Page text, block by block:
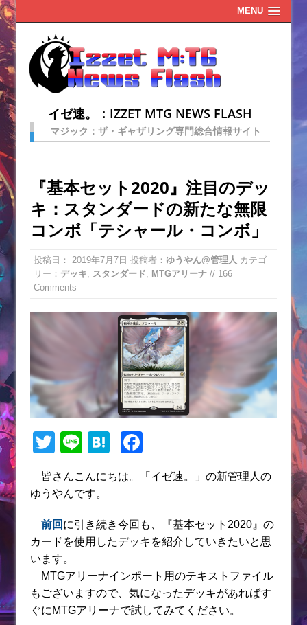
MENU
イゼ速。：IZZET MTG NEWS FLASH
マジック：ザ・ギャザリング専門総合情報サイト
『基本セット2020』注目のデッ
キ：スタンダードの新たな無限
コンボ「テシャール・コンボ」
投稿日： 2019年7月7日 投稿者： ゆうやん@管理人 カテゴ
リー： デッキ スタンダード MTGアリーナ // 166
Comments
T
itt
Li
e
H
e
a
c
b
o
o
k
皆さんこんにちは。「イゼ速。」の新管理人の
ゆうやんです。
前回 に引き続き今回も、『基本セット2020』の
カードを使用したデッキを紹介していきたいと思
います。
MTGアリーナインポート用のテキストファイル
もございますので、気になったデッキがあればす
ぐにMTGアリーナで試してみてください。